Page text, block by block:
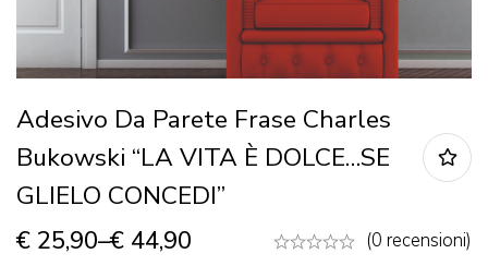
Adesivo Da Parete Frase Charles
Bukowski “LA VITA È DOLCE…SE
GLIELO CONCEDI”
€ 25,90–€ 44,90
(0 recensioni)